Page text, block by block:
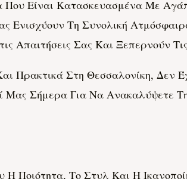
Είναι Κατασκευασμένα Με
Ενισχύουν Τη Συνολική
Απαιτήσεις Σας Και Ξεπερνούν
Πρακτικά Στη Θεσσαλονίκη,
Μας Σήμερα Για Να Ανακαλύψετε
Το Στυλ Και Η